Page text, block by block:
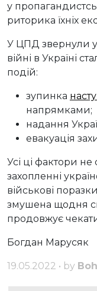
у
риторика їхніх
У ЦПД звернули
війні в Україні
подій:
зупинка
напрямками;
надання
евакуація
Усі ці фактори
захопленні
військові
змушена щодня
продовжує
Богдан Марусяк
19.05.2022 • by